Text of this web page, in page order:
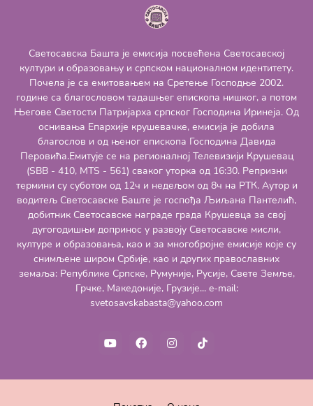
Светосавска Башта је емисија посвећена Светосавској
култури и образовању и српском националном идентитету.
Почела је са емитовањем на Сретење Господње 2002.
године са благословом тадашњег епископа нишког, а потом
Његове Светости Патријарха српског Господина Иринеја. Од
оснивања Епархије крушевачке, емисија је добила
благослов и од њеног епископа Господина Давида
Перовића.Емитује се на регионалној Телевизији Крушевац
(SBB - 410, MTS - 561) сваког уторка од 16:30. Репризни
термини су суботом од 12ч и недељом од 8ч на РТК. Аутор и
водитељ Светосавске Баште је госпођа Љиљана Пантелић,
добитник Светосавске награде града Крушевца за свој
дугогодишњи допринос у развоју Светосавске мисли,
културе и образовања, као и за многобројне емисије које су
снимљене широм Србије, као и других православних
земаља: Републике Српске, Румуније, Русије, Свете Земље,
Грчке, Македоније, Грузије... e-mail:
svetosavskabasta@yahoo.com